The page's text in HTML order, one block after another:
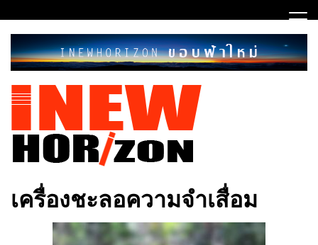
to
content
INEWHORIZON
เครื่องชะลอความจำเสื่อม